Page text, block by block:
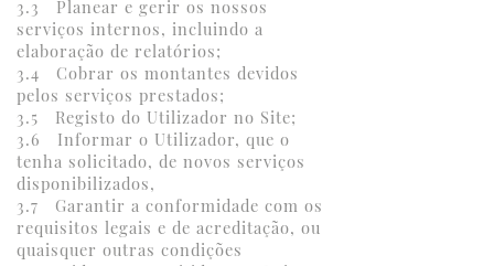
3.3 Planear e gerir os nossos
serviços internos, incluindo a
elaboração de relatórios;
3.4 Cobrar os montantes devidos
pelos serviços prestados;
3.5 Registo do Utilizador no Site;
3.6 Informar o Utilizador, que o
tenha solicitado, de novos serviços
disponibilizados,
3.7 Garantir a conformidade com os
requisitos legais e de acreditação, ou
quaisquer outras condições